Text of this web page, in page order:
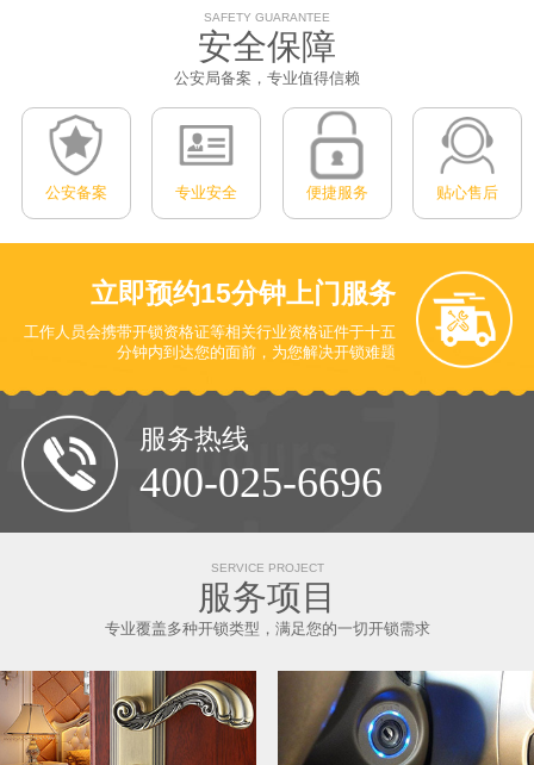
SAFETY GUARANTEE
安全保障
公安局备案，专业值得信赖
公安备案 专业安全 便捷服务 贴心售后
立即预约15分钟上门服务
工作人员会携带开锁资格证等相关行业资格证件于十五
分钟内到达您的面前，为您解决开锁难题
服务热线
400-025-6696
SERVICE PROJECT
服务项目
专业覆盖多种开锁类型，满足您的一切开锁需求